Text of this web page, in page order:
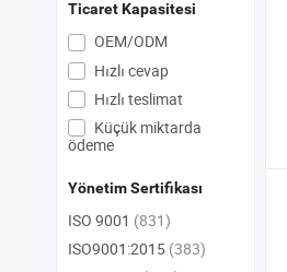
Ticaret Kapasitesi
OEM/ODM
Hızlı cevap
Hızlı teslimat
Küçük miktarda
ödeme
Yönetim Sertifikası
ISO 9001 (831)
ISO9001:2015 (383)